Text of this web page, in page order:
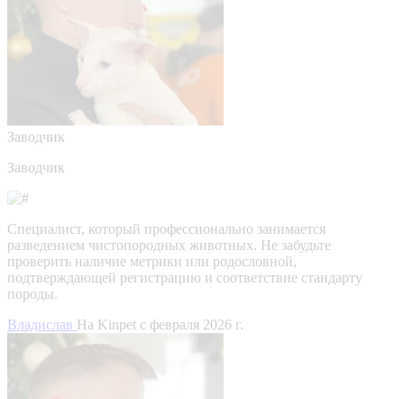
Заводчик
Заводчик
Специалист, который профессионально занимается
разведением чистопородных животных. Не забудьте
проверить наличие метрики или родословной,
подтверждающей регистрацию и соответствие стандарту
породы.
Владислав На Kinpet c февраля 2026 г.